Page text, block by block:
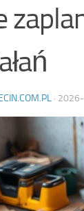
·